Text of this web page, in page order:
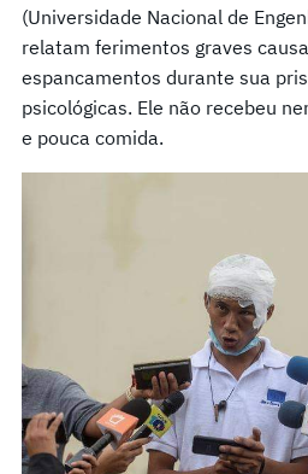
(Universidade Nacional de
relatam ferimentos graves
espancamentos durante sua
psicológicas. Ele não recebeu
e pouca comida.